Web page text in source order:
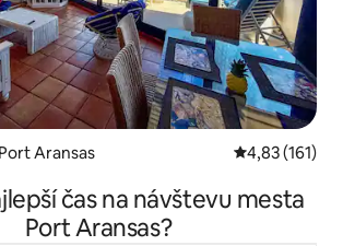
Aransas Priemerné
4,83 (161)
čas na návštevu mesta
Port Aransas?